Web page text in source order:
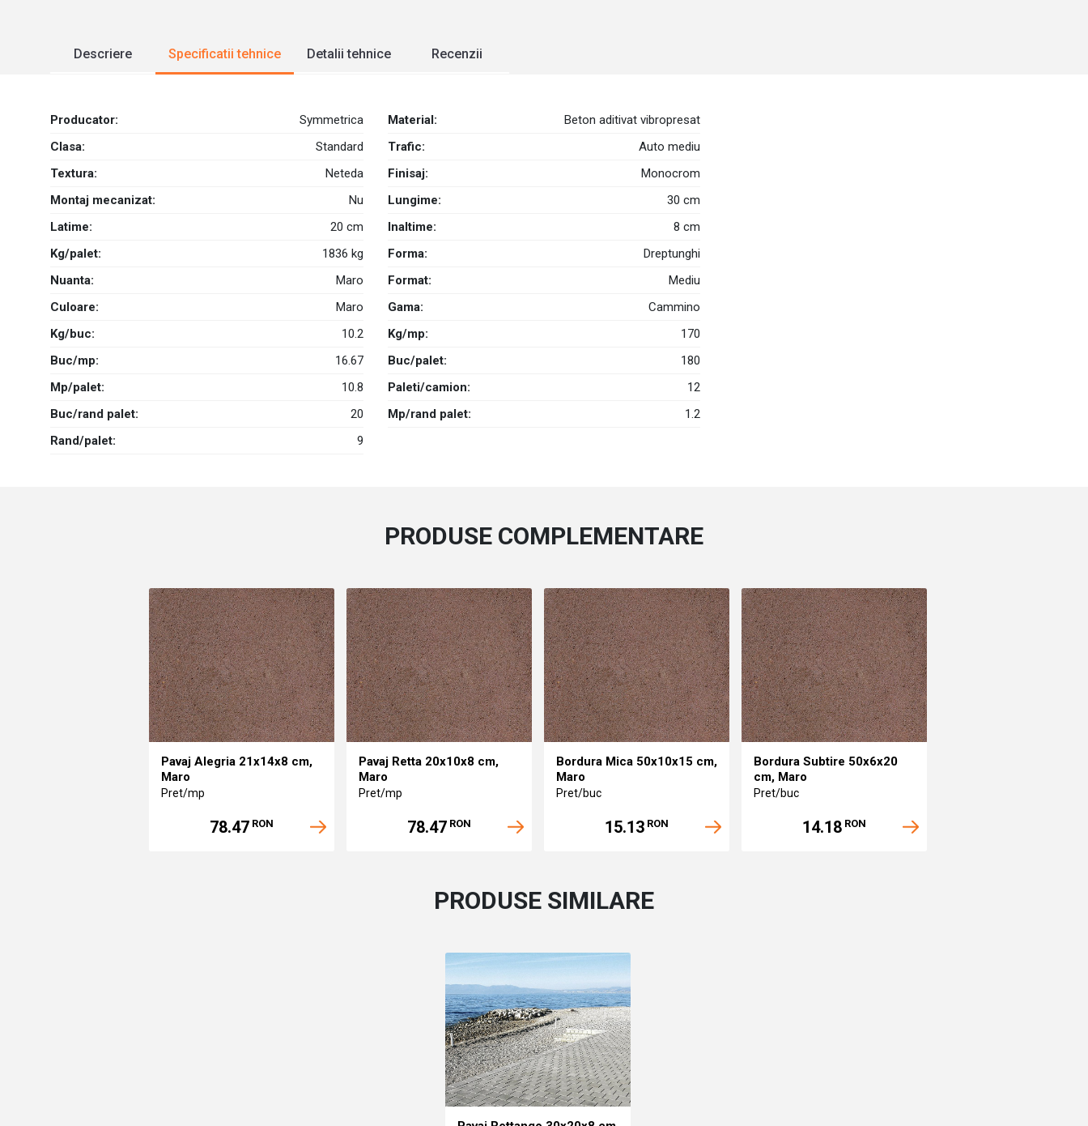
Descriere Specificatii tehnice Detalii tehnice Recenzii
Producator: Symmetrica Material:
Beton aditivat vibropresat
Clasa:
Standard Trafic:
Auto mediu
Textura:
Neteda Finisaj:
Monocrom
Montaj mecanizat:
Nu Lungime:
30 cm
Latime:
20 cm Inaltime:
8 cm
Kg/palet:
1836 kg Forma:
Dreptunghi
Nuanta:
Maro Format:
Mediu
Culoare:
Maro Gama:
Cammino
Kg/buc:
10.2 Kg/mp:
170
Buc/mp:
16.67 Buc/palet:
180
Mp/palet:
10.8 Paleti/camion:
12
Buc/rand palet:
20 Mp/rand palet:
1.2
Rand/palet:
9
PRODUSE COMPLEMENTARE
Pavaj Alegria 21x14x8 cm,
Maro
Pret/mp
78.47 RON
Pavaj Retta 20x10x8 cm,
Maro
Pret/mp
78.47 RON
Bordura Mica 50x10x15 cm,
Maro
Pret/buc
15.13 RON
Bordura Subtire 50x6x20
cm, Maro
Pret/buc
14.18 RON
PRODUSE SIMILARE